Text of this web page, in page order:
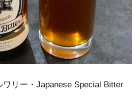
リー・Japanese Special Bitter